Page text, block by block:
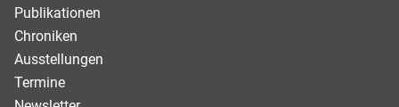
Publikationen
Chroniken
Ausstellungen
Termine